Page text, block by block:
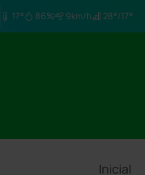
17° 86% 9km/h 28°/17°
Inicial